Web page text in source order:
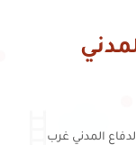
المدني غرب